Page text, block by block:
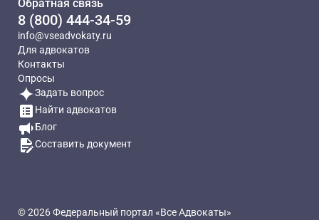
Обратная связь
8 (800) 444-34-59
info@vseadvokaty.ru
Для адвокатов
Контакты
Опросы
Задать вопрос
Найти адвокатов
Блог
Составить документ
© 2026 Федеральный портал «Все Адвокаты»